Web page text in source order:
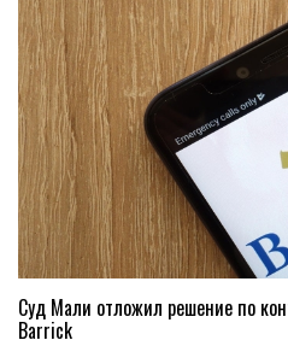
Суд Мали отложил решение по
Barrick